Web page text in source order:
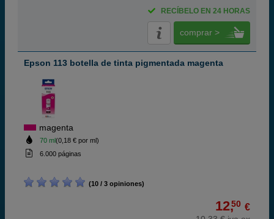
RECÍBELO EN 24 HORAS
comprar >
Epson 113 botella de tinta pigmentada magenta
magenta
70 ml(0,18 € por ml)
6.000 páginas
(10 / 3 opiniones)
12,50 €